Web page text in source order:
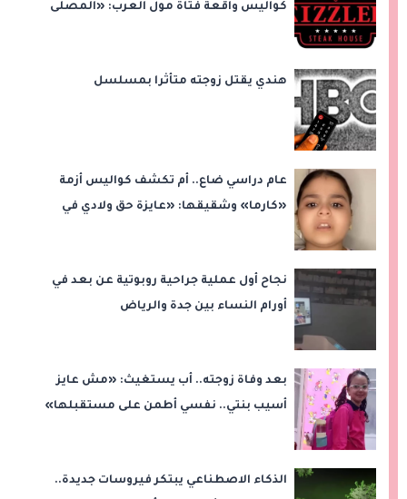
كواليس واقعة فتاة مول العرب: «المصلى
هندي يقتل زوجته متأثرا بمسلسل
عام دراسي ضاع.. أم تكشف كواليس أزمة
«كارما» وشقيقها: «عايزة حق ولادي في
نجاح أول عملية جراحية روبوتية عن بعد في
أورام النساء بين جدة والرياض
بعد وفاة زوجته.. أب يستغيث: «مش عايز
أسيب بنتي.. نفسي أطمن على مستقبلها»
الذكاء الاصطناعي يبتكر فيروسات جديدة..